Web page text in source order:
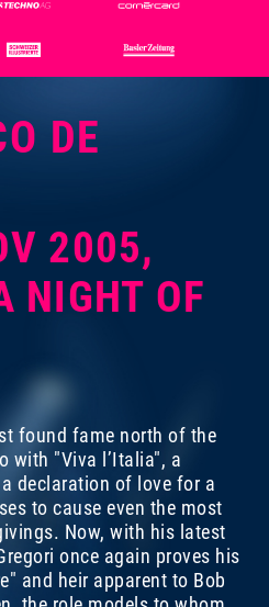
DE
2005,
NIGHT OF
found fame north of the
with "Viva l’Italia", a
declaration of love for a
to cause even the most
Now, with his latest
once again proves his
and heir apparent to Bob